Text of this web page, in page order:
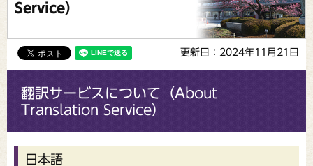
Service）
更新日：2024年11月21日
翻訳サービスについて（About
Translation Service）
日本語